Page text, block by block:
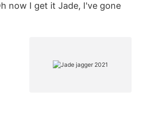
now I get it Jade, I've gone